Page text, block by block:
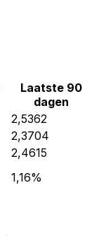
Laatste 90
dagen
2,5362
2,3704
2,4615
1,16%